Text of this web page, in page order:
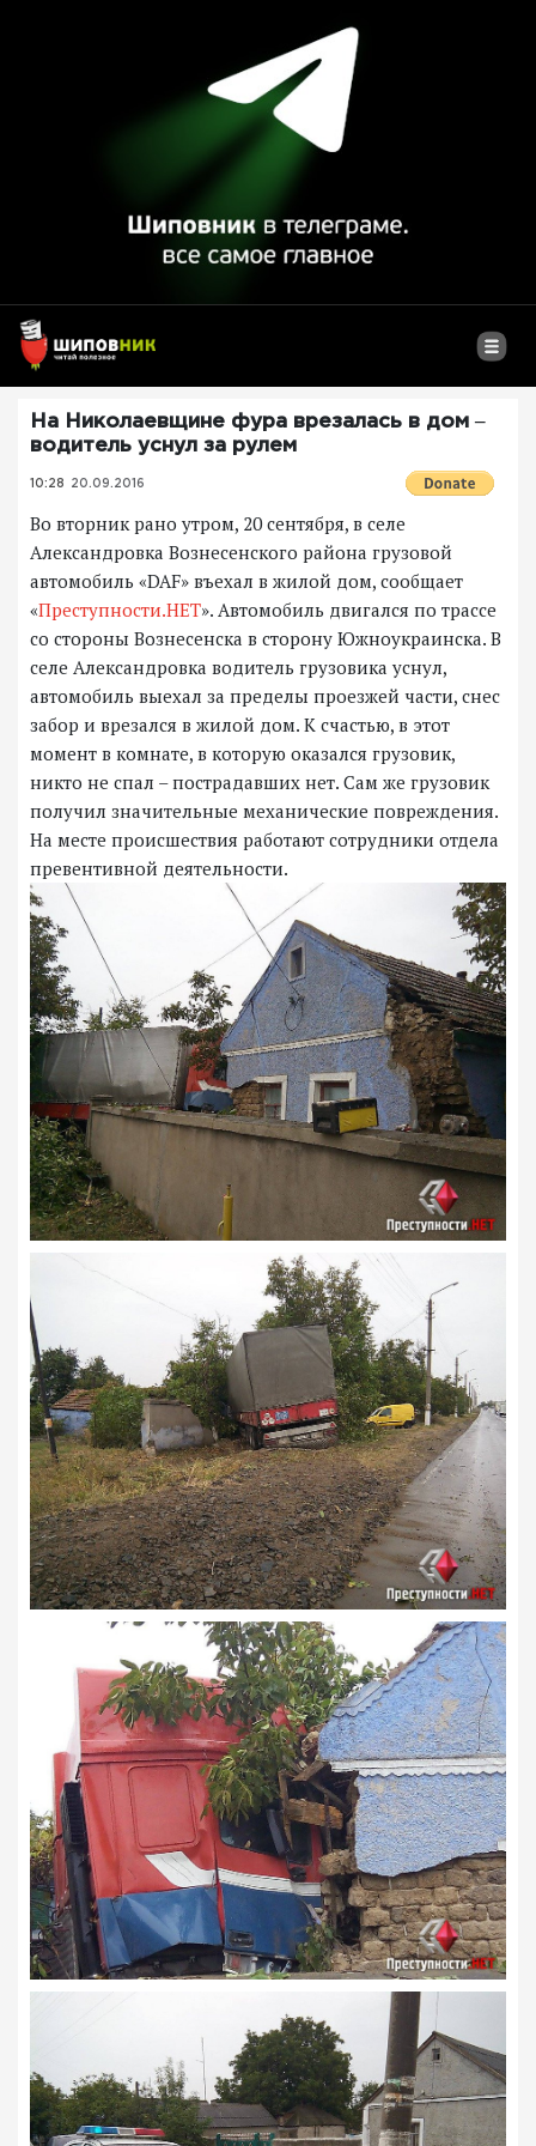
На Николаевщине фура врезалась в дом ‒
водитель уснул за рулем
10:28 20.09.2016
Во вторник рано утром, 20 сентября, в селе
Александровка Вознесенского района грузовой
автомобиль «DAF» въехал в жилой дом, сообщает
«Преступности.НЕТ». Автомобиль двигался по трассе
со стороны Вознесенска в сторону Южноукраинска. В
селе Александровка водитель грузовика уснул,
автомобиль выехал за пределы проезжей части, снес
забор и врезался в жилой дом. К счастью, в этот
момент в комнате, в которую оказался грузовик,
никто не спал – пострадавших нет. Сам же грузовик
получил значительные механические повреждения.
На месте происшествия работают сотрудники отдела
превентивной деятельности.